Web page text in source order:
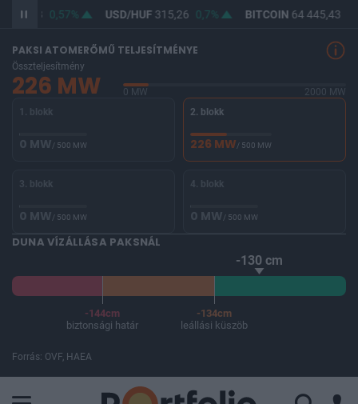
363,78 0,57% USD/HUF315,26 0,7% BITCOIN64 445,43
PAKSI ATOMERŐMŰ TELJESÍTMÉNYE
Összteljesítmény
226 MW 0 MW
2000 MW
1. blokk
0 MW/ 500 MW
2. blokk
226 MW/ 500 MW
3. blokk
0 MW/ 500 MW
4. blokk
0 MW/ 500 MW
DUNA VÍZÁLLÁSA PAKSNÁL
-130 cm
-144cm
biztonsági határ
-134cm
leállási küszöb
Forrás: OVF, HAEA